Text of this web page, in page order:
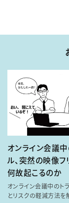
オンライン会議中
ル、突然の映像フ
何故起こるのか
オンライン会議中のト
とリスクの軽減方法を